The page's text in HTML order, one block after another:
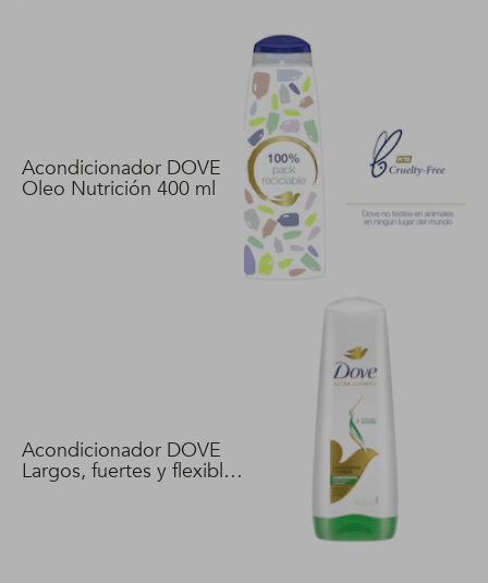
Acondicionador DOVE
Oleo Nutrición 400 ml
Acondicionador DOVE
Largos, fuertes y flexibles